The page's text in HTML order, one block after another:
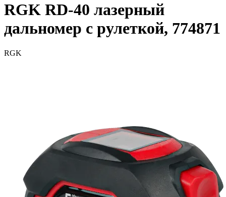
RGK RD-40 лазерный
дальномер с рулеткой, 774871
RGK